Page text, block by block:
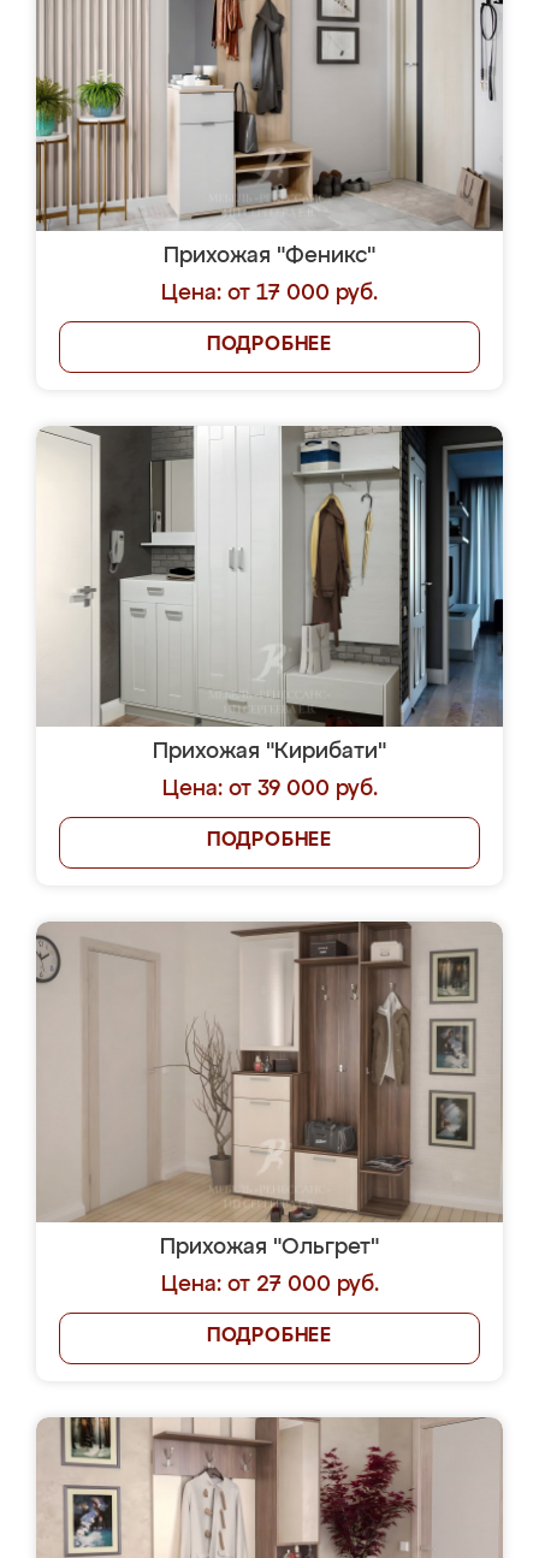
Прихожая "Феникс"
Цена: от 17 000 руб.
ПОДРОБНЕЕ
Прихожая "Кирибати"
Цена: от 39 000 руб.
ПОДРОБНЕЕ
Прихожая "Ольгрет"
Цена: от 27 000 руб.
ПОДРОБНЕЕ